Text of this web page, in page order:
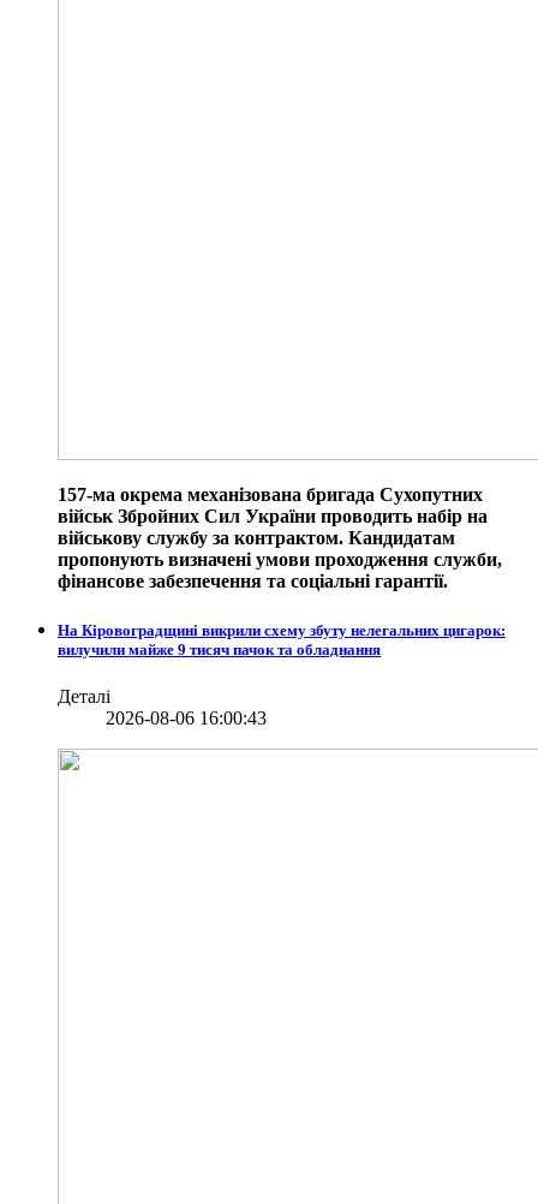
157-ма окрема механізована бригада Сухопутних
військ Збройних Сил України проводить набір на
військову службу за контрактом. Кандидатам
пропонують визначені умови проходження служби,
фінансове забезпечення та соціальні гарантії.
На Кіровоградщині викрили схему збуту нелегальних цигарок:
вилучили майже 9 тисяч пачок та обладнання
Деталі
2026-08-06 16:00:43